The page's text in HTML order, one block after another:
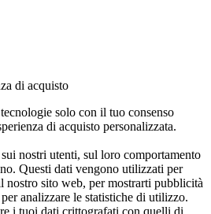
di acquisto
solo con il tuo consenso
di acquisto personalizzata.
nostri utenti, sul loro comportamento
Questi dati vengono utilizzati per
nostro sito web, per mostrarti pubblicità
analizzare le statistiche di utilizzo.